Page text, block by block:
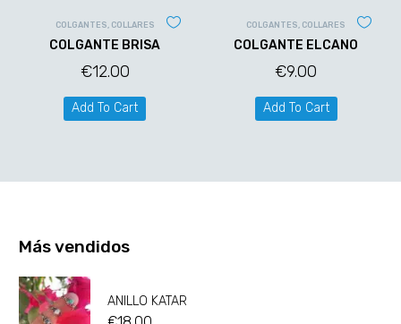
COLGANTES COLLARES
COLGANTE BRISA
€12.00
Add To Cart
COLGANTES COLLARES
COLGANTE ELCANO
€9.00
Add To Cart
Más vendidos
ANILLO KATAR